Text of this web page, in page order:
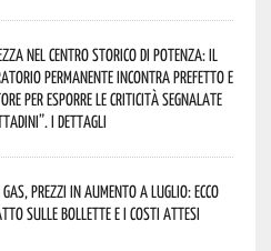
nel Centro Storico di Potenza: il
Permanente incontra Prefetto e
per esporre le criticità segnalate
I dettagli
gas, prezzi in aumento a luglio: ecco
sulle bollette e i costi attesi